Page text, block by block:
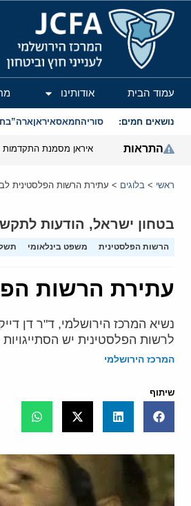
המרכז הירושלמי לענייני
עמוד הבית אודותינו
נושאים חמים: סוריהחמאסאיראןארה”ב
התראות איראן מסמנת התקדמות
ראשי > בלוגים > עתירת הרשות הפלסטינית
בטחון ישראל, הודעות
הרשות הפלסטינית משפט בינלאומי
עתירת הרשות
נשיא המרכז הירושלמי, ד"ר דן
לרשות הפלסטינית יש
המרכז הירושלמי
שיתוף